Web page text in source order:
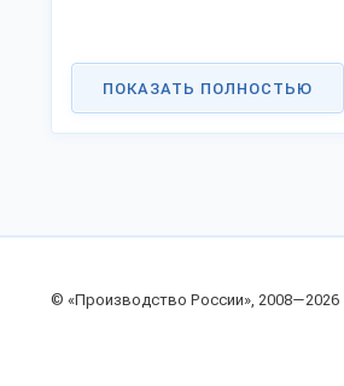
ПОКАЗАТЬ ПОЛНОСТЬЮ
© «Производство России», 2008—2026